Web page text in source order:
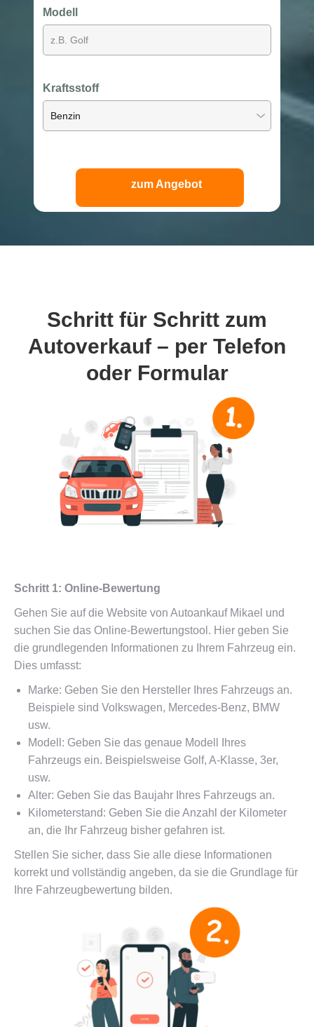
Modell
Kraftsstoff
zum Angebot
Schritt für Schritt zum
Autoverkauf – per Telefon
oder Formular
Schritt 1: Online-Bewertung
Gehen Sie auf die Website von Autoankauf Mikael und
suchen Sie das Online-Bewertungstool. Hier geben Sie
die grundlegenden Informationen zu Ihrem Fahrzeug ein.
Dies umfasst:
Marke: Geben Sie den Hersteller Ihres Fahrzeugs an.
Beispiele sind Volkswagen, Mercedes-Benz, BMW
usw.
Modell: Geben Sie das genaue Modell Ihres
Fahrzeugs ein. Beispielsweise Golf, A-Klasse, 3er,
usw.
Alter: Geben Sie das Baujahr Ihres Fahrzeugs an.
Kilometerstand: Geben Sie die Anzahl der Kilometer
an, die Ihr Fahrzeug bisher gefahren ist.
Stellen Sie sicher, dass Sie alle diese Informationen
korrekt und vollständig angeben, da sie die Grundlage für
Ihre Fahrzeugbewertung bilden.